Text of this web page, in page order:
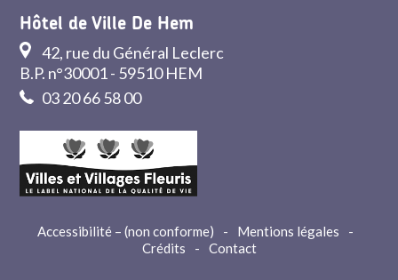
Hôtel de Ville De Hem
42, rue du Général Leclerc
B.P. n°30001 - 59510 HEM
03 20 66 58 00
Accessibilité – (non conforme) - Mentions légales
-
Crédits
- Contact